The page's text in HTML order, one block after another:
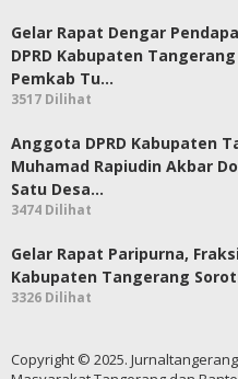
Gelar Rapat Dengar
DPRD Kabupaten
Pemkab Tu…
3517 Dilihat
Anggota DPRD Kabupaten
Muhamad Rapiudin Akbar
Satu Desa…
3474 Dilihat
Gelar Rapat Paripurna,
Kabupaten Tangerang
3326 Dilihat
Copyright © 2025.